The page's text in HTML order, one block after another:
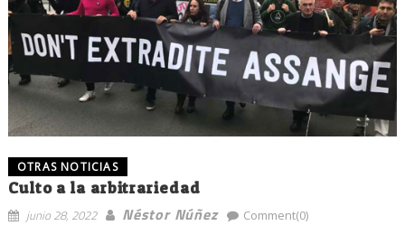
OTRAS NOTICIAS
Culto a la arbitrariedad
junio 28, 2022 Néstor Núñez Comment(0)